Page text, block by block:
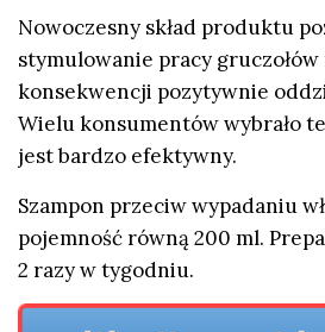
Nowoczesny skład produktu
stymulowanie pracy gruczołów
konsekwencji pozytywnie
Wielu konsumentów wybrało
jest bardzo efektywny.
Szampon przeciw wypadaniu
pojemność równą 200 ml.
2 razy w tygodniu.